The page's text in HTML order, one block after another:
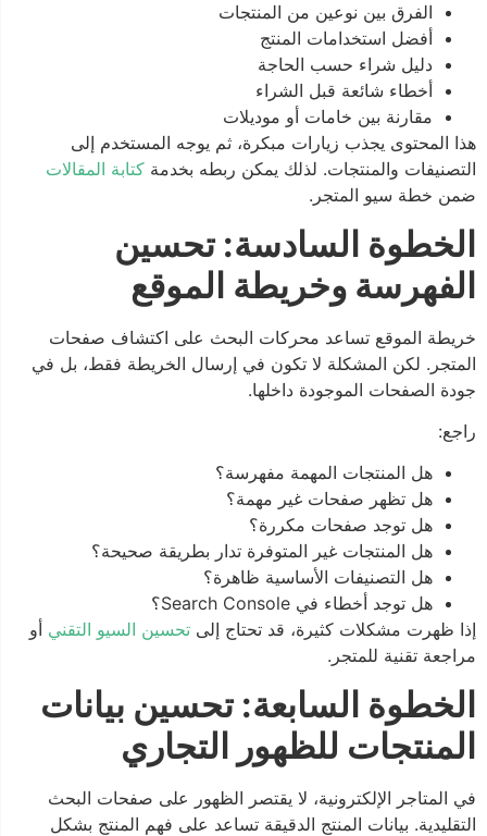
الفرق بين نوعين من المنتجات
أفضل استخدامات المنتج
دليل شراء حسب الحاجة
أخطاء شائعة قبل الشراء
مقارنة بين خامات أو موديلات
هذا المحتوى يجذب زيارات مبكرة، ثم يوجه المستخدم إلى
التصنيفات والمنتجات. لذلك يمكن ربطه بخدمة كتابة المقالات
ضمن خطة سيو المتجر.
الخطوة السادسة: تحسين
الفهرسة وخريطة الموقع
خريطة الموقع تساعد محركات البحث على اكتشاف صفحات
المتجر. لكن المشكلة لا تكون في إرسال الخريطة فقط، بل في
جودة الصفحات الموجودة داخلها.
راجع:
هل المنتجات المهمة مفهرسة؟
هل تظهر صفحات غير مهمة؟
هل توجد صفحات مكررة؟
هل المنتجات غير المتوفرة تدار بطريقة صحيحة؟
هل التصنيفات الأساسية ظاهرة؟
هل توجد أخطاء في Search Console؟
إذا ظهرت مشكلات كثيرة، قد تحتاج إلى
تحسين السيو التقني أو
مراجعة تقنية للمتجر.
الخطوة السابعة: تحسين بيانات
المنتجات للظهور التجاري
في المتاجر الإلكترونية، لا يقتصر الظهور على صفحات البحث
التقليدية. بيانات المنتج الدقيقة تساعد على فهم المنتج بشكل